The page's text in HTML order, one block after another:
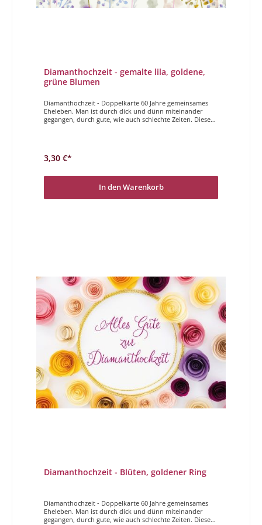
Diamanthochzeit - gemalte lila, goldene,
grüne Blumen
Diamanthochzeit - Doppelkarte 60 Jahre gemeinsames
Eheleben. Man ist durch dick und dünn miteinander
gegangen, durch gute, wie auch schlechte Zeiten. Dieser
Freude beim auswählen! Alles Gute zur Diamanthochzeit
3,30 €*
In den Warenkorb
Diamanthochzeit - Blüten, goldener Ring
Diamanthochzeit - Doppelkarte 60 Jahre gemeinsames
Eheleben. Man ist durch dick und dünn miteinander
gegangen, durch gute, wie auch schlechte Zeiten. Dieser